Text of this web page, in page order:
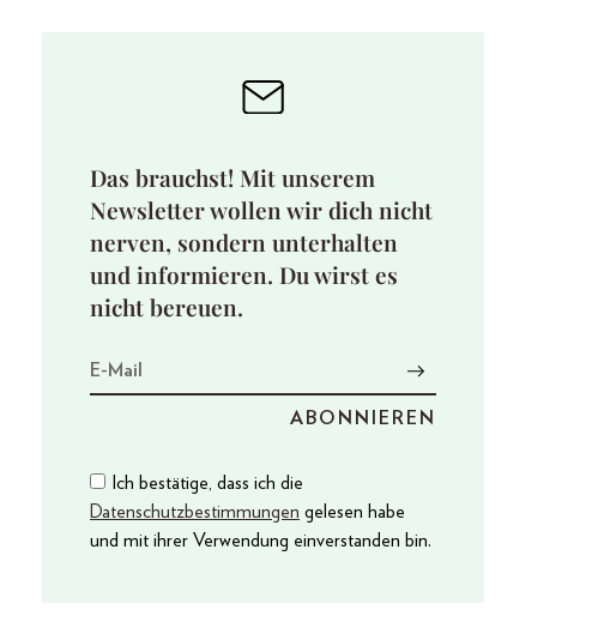
Das brauchst! Mit unserem
Newsletter wollen wir dich nicht
nerven, sondern unterhalten
und informieren. Du wirst es
nicht bereuen.
Ich bestätige, dass ich die
Datenschutzbestimmungen gelesen habe
und mit ihrer Verwendung einverstanden bin.